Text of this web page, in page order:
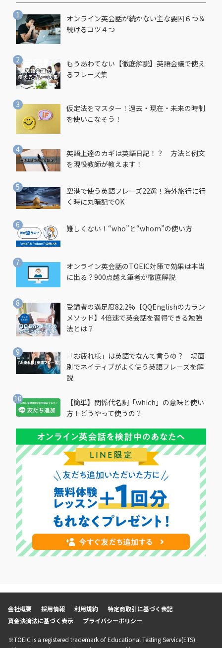
オンライン英会話が続かない主な要因６つ＆
続けるコツ４つ
もうあわてない【徹底解説】英語会議で使え
るフレーズ集
仮定法をマスター！過去・現在・未来の時制
を使いこなそう！
英語上達のカギは英語日記！？ 方法と例文
を現役教師が教えます！
空港で使う英語フレーズ22選！海外旅行に行
く時に丸暗記でOK
難しくない！“who”と“whom”の使い方
オンライン英会話のTOEIC対策で効果は本当
に出る？900点越え筆者が徹底解説
受講者の満足度82.2%【QQEnglishのカラン
メソッド】4倍速で英会話を習得できる勉強
法とは？
「お疲れ様」は英語でなんて言うの？ 場面
別でネイティブがよく使う英語フレーズを解
説
【簡単】関係代名詞「which」の意味と使い
方！どうやって使うの？
会社概要 採用情報 利用規約
特定商取引に基づく表記
資金決済法に基づく表示
プライバシーポリシー
※TOEIC is a registered trademark of Educational Testing Service(ETS).